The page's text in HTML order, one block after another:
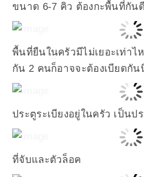
ขนาด 6-7 คิว ต้องกะพื้นที่กัน
พื้นที่ยืนในครัวมีไม่เยอะเท่าไ
กัน 2 คนก็อาจจะต้องเบียดกั
ประตูระเบียงอยู่ในครัว เป็น
ที่จับและตัวล็อค